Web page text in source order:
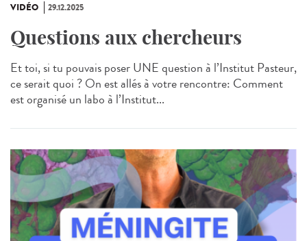
VIDÉO 29.12.2025
Questions aux chercheurs
Et toi, si tu pouvais poser UNE question à l’Institut Pasteur,
ce serait quoi ? On est allés à votre rencontre: Comment
est organisé un labo à l’Institut...